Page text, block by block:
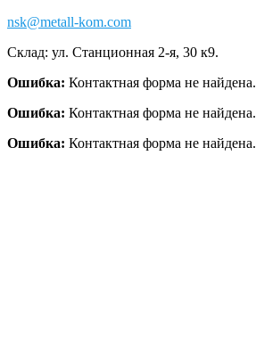
nsk@metall-kom.com
Склад: ул. Станционная 2-я, 30 к9.
Ошибка: Контактная форма не найдена.
Ошибка: Контактная форма не найдена.
Ошибка: Контактная форма не найдена.